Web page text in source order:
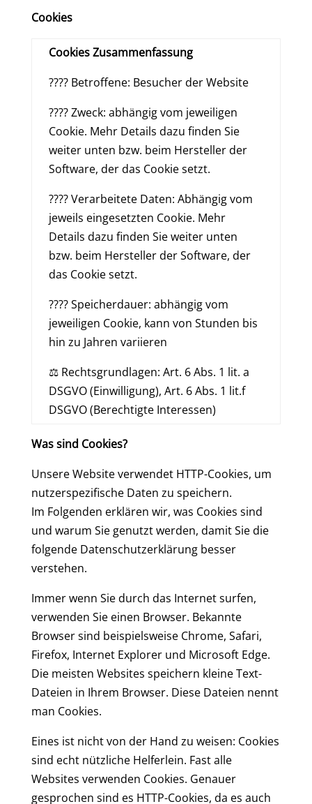
Cookies
Cookies Zusammenfassung
???? Betroffene: Besucher der Website
???? Zweck: abhängig vom jeweiligen
Cookie. Mehr Details dazu finden Sie
weiter unten bzw. beim Hersteller der
Software, der das Cookie setzt.
???? Verarbeitete Daten: Abhängig vom
jeweils eingesetzten Cookie. Mehr
Details dazu finden Sie weiter unten
bzw. beim Hersteller der Software, der
das Cookie setzt.
???? Speicherdauer: abhängig vom
jeweiligen Cookie, kann von Stunden bis
hin zu Jahren variieren
⚖️ Rechtsgrundlagen: Art. 6 Abs. 1 lit. a
DSGVO (Einwilligung), Art. 6 Abs. 1 lit.f
DSGVO (Berechtigte Interessen)
Was sind Cookies?
Unsere Website verwendet HTTP-Cookies, um
nutzerspezifische Daten zu speichern.
Im Folgenden erklären wir, was Cookies sind
und warum Sie genutzt werden, damit Sie die
folgende Datenschutzerklärung besser
verstehen.
Immer wenn Sie durch das Internet surfen,
verwenden Sie einen Browser. Bekannte
Browser sind beispielsweise Chrome, Safari,
Firefox, Internet Explorer und Microsoft Edge.
Die meisten Websites speichern kleine Text-
Dateien in Ihrem Browser. Diese Dateien nennt
man Cookies.
Eines ist nicht von der Hand zu weisen: Cookies
sind echt nützliche Helferlein. Fast alle
Websites verwenden Cookies. Genauer
gesprochen sind es HTTP-Cookies, da es auch